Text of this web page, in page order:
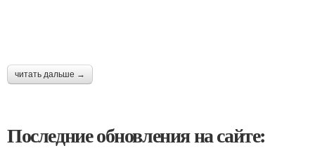
читать дальше →
Последние обновления на сайте: